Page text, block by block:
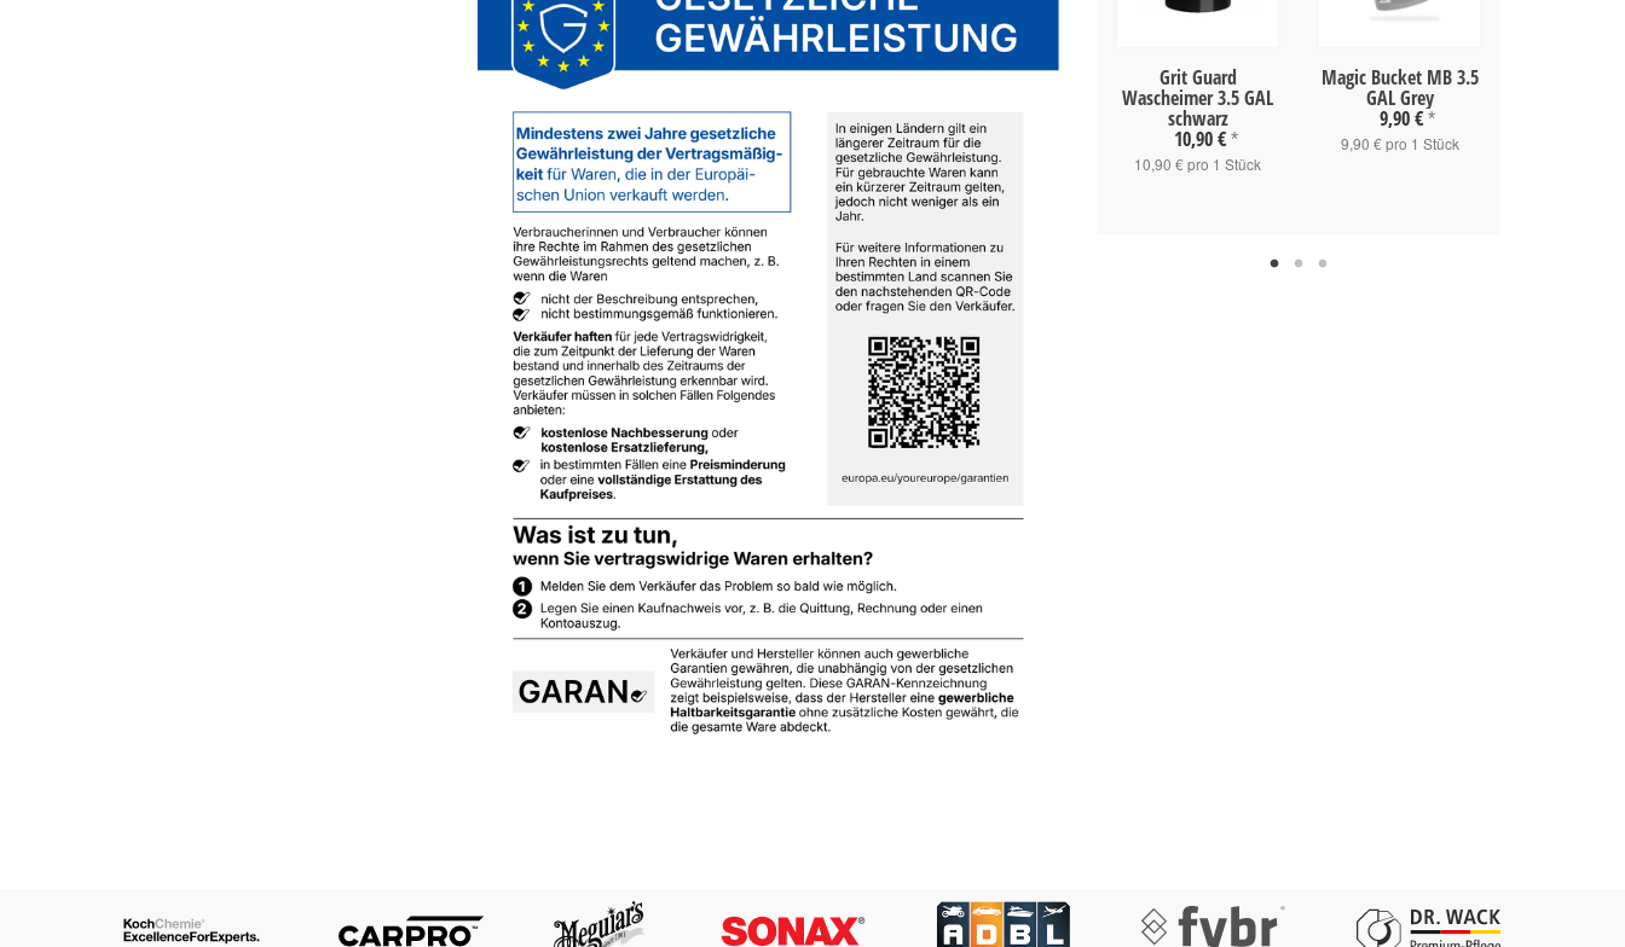
Magic Bucket MB 5
11,90 €
11,90 € pro 1 Stück
Magic Bucket MB 3.5
9,90 €
9,90 € pro 1 Stück
Grit Guard
Wascheimer 3.5 GAL
schwarz
10,90 € *
10,90 € pro 1 Stück
Magic Bucket MB 3.5
GAL Grey
9,90 € *
9,90 € pro 1 Stück